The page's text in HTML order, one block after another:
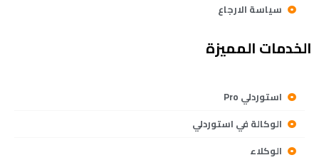
سياسة الارجاع
الخدمات المميزة
استوردلي Pro
الوكالة في استوردلي
الوكلاء